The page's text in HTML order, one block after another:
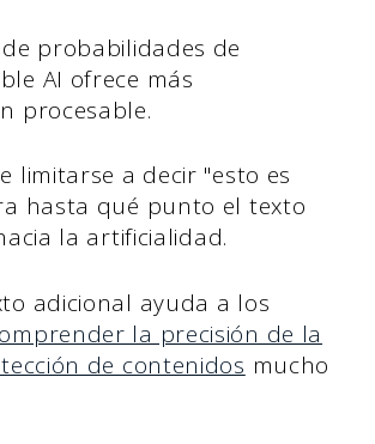
probabilidades de
AI ofrece más
procesable.
limitarse a decir "esto es
hasta qué punto el texto
la artificialidad.
adicional ayuda a los
la precisión de la
de contenidos mucho